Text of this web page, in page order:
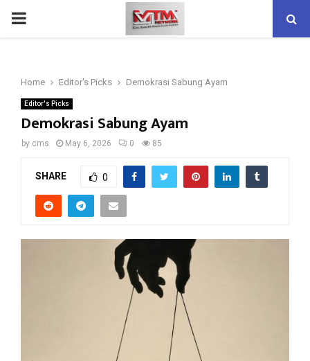
PRIMARY
Home Editor's Picks Demokrasi Sabung Ayam
Editor's Picks
Demokrasi Sabung Ayam
by cms May 6, 2026 0 85
SHARE 0